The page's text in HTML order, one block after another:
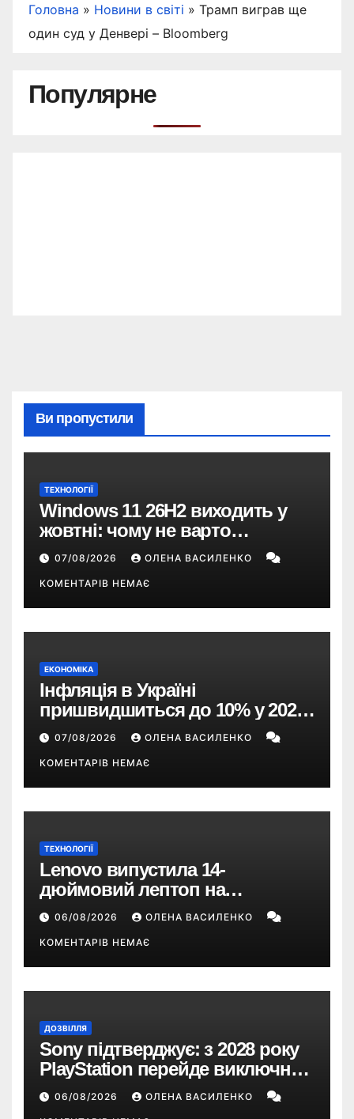
Головна » Новини в світі » Трамп виграв ще
один суд у Денвері – Bloomberg
Популярне
Ви пропустили
ТЕХНОЛОГІЇ
Windows 11 26H2 виходить у
жовтні: чому не варто
пропускати це оновлення
07/08/2026 ОЛЕНА ВАСИЛЕНКО
КОМЕНТАРІВ НЕМАЄ
ЕКОНОМІКА
Інфляція в Україні
пришвидшиться до 10% у 2026
році — прогноз НБУ
07/08/2026 ОЛЕНА ВАСИЛЕНКО
КОМЕНТАРІВ НЕМАЄ
ТЕХНОЛОГІЇ
Lenovo випустила 14-
дюймовий лептоп на
Snapdragon X2 з автономністю
понад 33 години
06/08/2026 ОЛЕНА ВАСИЛЕНКО
КОМЕНТАРІВ НЕМАЄ
ДОЗВІЛЛЯ
Sony підтверджує: з 2028 року
PlayStation перейде виключно
на цифрові ігри
06/08/2026 ОЛЕНА ВАСИЛЕНКО